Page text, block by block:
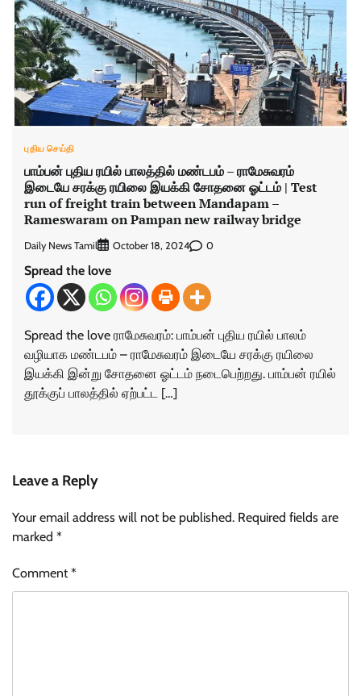
புதிய செய்தி
பாம்பன் புதிய ரயில் பாலத்தில் மண்டபம் – ராமேசுவரம்
இடையே சரக்கு ரயிலை இயக்கி சோதனை ஓட்டம் | Test
run of freight train between Mandapam –
Rameswaram on Pampan new railway bridge
Daily News Tamil October 18, 2024 0
Spread the love
Spread the love ராமேசுவரம்: பாம்பன் புதிய ரயில் பாலம்
வழியாக மண்டபம் – ராமேசுவரம் இடையே சரக்கு ரயிலை
இயக்கி இன்று சோதனை ஓட்டம் நடைபெற்றது. பாம்பன் ரயில்
தூக்குப் பாலத்தில் ஏற்பட்ட […]
Leave a Reply
Your email address will not be published. Required fields are
marked *
Comment*